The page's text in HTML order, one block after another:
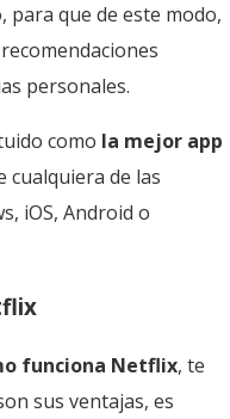
para que de este modo,
personales.
como la mejor app
cualquiera de las
iOS, Android o
funciona Netflix, te
sus ventajas, es